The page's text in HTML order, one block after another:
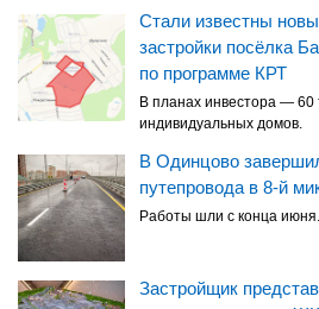
Стали известны
застройки посёлка
по программе КРТ
В планах инвестора — 60
индивидуальных домов.
В Одинцово
путепровода в 8-й
Работы шли с конца июня.
Застройщик